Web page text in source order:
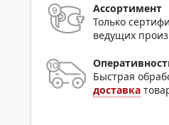
Ассортимент
Только
ведущих
Быстрая
доставка